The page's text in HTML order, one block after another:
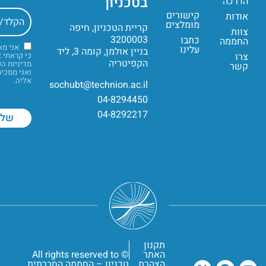
אודות
צוות
החממה
צרו
קשר
קישורים
מומלצים
כתבו
עלינו
קריית הטכניון, חיפה
3200003
בניין אולמן, קומה 3, ליד
הקפיטריה
sochubt@technion.ac.il
04-8294450
04-8292217
אני
כי
מדיניות
ואני
אליה.
תקנון
האתר © All rights reserved to